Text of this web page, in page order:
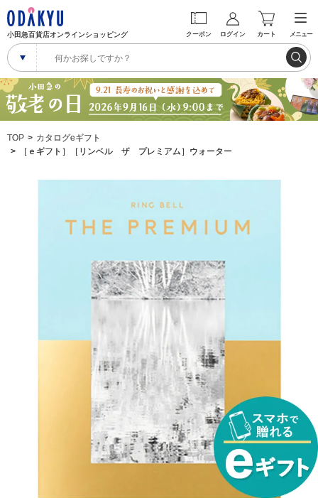
小田急百貨店オンラインショッピング クーポン ログイン カート メニュー
TOP
カタログeギフト
［ｅギフト］［リンベル ザ プレミアム］ウォーター